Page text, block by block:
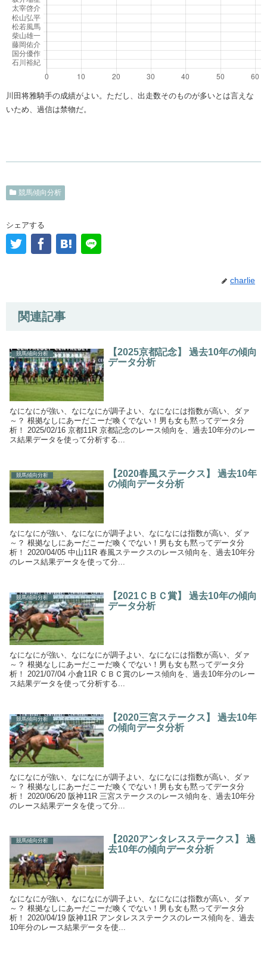
川田将雅騎手の成績がよい。ただし、出走数そのものが多いとは言えな
いため、過信は禁物だ。
競馬傾向分析
シェアする
charlie
関連記事
競馬傾向分析
【2025京都記念】 過去10年の傾向
データ分析
なになにが強い、なになにが調子よい、なになには指数が高い、ダァ
～？ 根拠なしにあーだこーだ喚くでない！男も女も黙ってデータ分
析！ 2025/02/16 京都11R 京都記念のレース傾向を、過去10年分のレー
ス結果データを使って分析する...
競馬傾向分析
【2020春風ステークス】 過去10年
の傾向データ分析
なになにが強い、なになにが調子よい、なになには指数が高い、ダァ
～？ 根拠なしにあーだこーだ喚くでない！男も女も黙ってデータ分
析！ 2020/04/05 中山11R 春風ステークスのレース傾向を、過去10年分
のレース結果データを使って分...
競馬傾向分析
【2021ＣＢＣ賞】 過去10年の傾向
データ分析
なになにが強い、なになにが調子よい、なになには指数が高い、ダァ
～？ 根拠なしにあーだこーだ喚くでない！男も女も黙ってデータ分
析！ 2021/07/04 小倉11R ＣＢＣ賞のレース傾向を、過去10年分のレー
ス結果データを使って分析する...
競馬傾向分析
【2020三宮ステークス】 過去10年
の傾向データ分析
なになにが強い、なになにが調子よい、なになには指数が高い、ダァ
～？ 根拠なしにあーだこーだ喚くでない！男も女も黙ってデータ分
析！ 2020/06/20 阪神11R 三宮ステークスのレース傾向を、過去10年分
のレース結果データを使って分...
競馬傾向分析
【2020アンタレスステークス】 過
去10年の傾向データ分析
なになにが強い、なになにが調子よい、なになには指数が高い、ダァ
～？ 根拠なしにあーだこーだ喚くでない！男も女も黙ってデータ分
析！ 2020/04/19 阪神11R アンタレスステークスのレース傾向を、過去
10年分のレース結果データを使...